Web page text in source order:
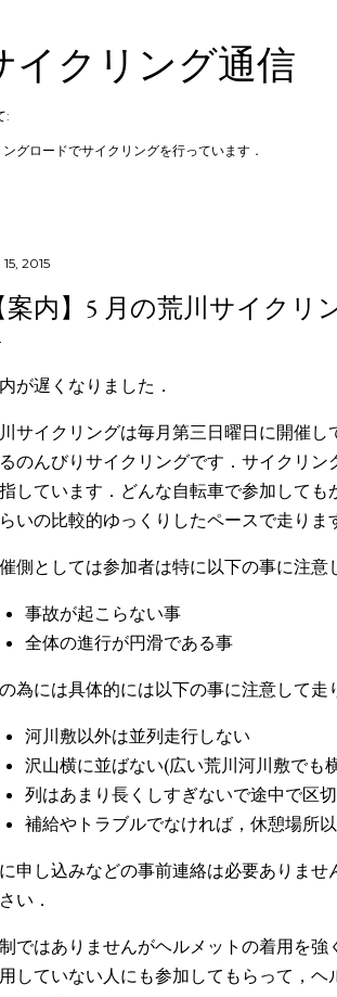
イクリング通信
:
グロードでサイクリングを行っています．
15, 2015
案内】5 月の荒川サイクリ
が遅くなりました．
サイクリングは毎月第三日曜日に開催
のんびりサイクリングです．サイクリ
しています．どんな自転車で参加して
いの比較的ゆっくりしたペースで走りま
側としては参加者は特に以下の事に注意
事故が起こらない事
全体の進行が円滑である事
為には具体的には以下の事に注意して走
河川敷以外は並列走行しない
沢山横に並ばない(広い荒川河川敷でも
列はあまり長くしすぎないで途中で区
補給やトラブルでなければ，休憩場所
申し込みなどの事前連絡は必要ありま
い．
ではありませんがヘルメットの着用を
していない人にも参加してもらって，